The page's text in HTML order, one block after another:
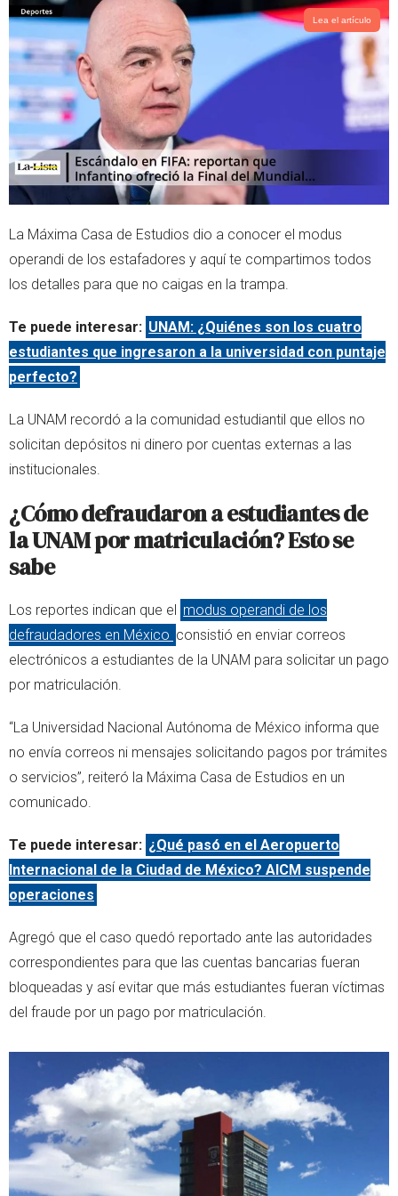
Lea el artículo
La Máxima Casa de Estudios dio a conocer el modus
operandi de los estafadores y aquí te compartimos todos
los detalles para que no caigas en la trampa.
Te puede interesar: UNAM: ¿Quiénes son los cuatro
estudiantes que ingresaron a la universidad con puntaje
perfecto?
La UNAM recordó a la comunidad estudiantil que ellos no
solicitan depósitos ni dinero por cuentas externas a las
institucionales.
¿Cómo defraudaron a estudiantes de
la UNAM por matriculación? Esto se
sabe
Los reportes indican que el modus operandi de los
defraudadores en México consistió en enviar correos
electrónicos a estudiantes de la UNAM para solicitar un pago
por matriculación.
“La Universidad Nacional Autónoma de México informa que
no envía correos ni mensajes solicitando pagos por trámites
o servicios”, reiteró la Máxima Casa de Estudios en un
comunicado.
Te puede interesar: ¿Qué pasó en el Aeropuerto
Internacional de la Ciudad de México? AICM suspende
operaciones
Agregó que el caso quedó reportado ante las autoridades
correspondientes para que las cuentas bancarias fueran
bloqueadas y así evitar que más estudiantes fueran víctimas
del fraude por un pago por matriculación.